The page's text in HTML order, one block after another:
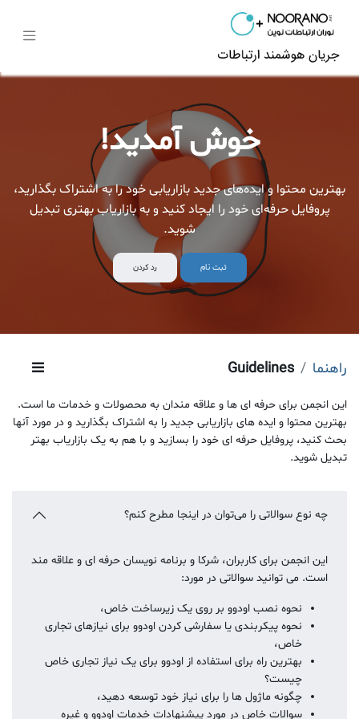
خوش آمدید!
بهترین محتوا و ایده‌های جدید بازاریابی خود را به اشتراک بگذارید،
پروفایل حرفه‌ای خود را ایجاد کنید و به بازاریاب بهتری تبدیل
شوید.
ثبت نام رد کردن
راهنما Guidelines
این انجمن برای حرفه ای ها و علاقه مندان به محصولات و خدمات ما است.
بهترین محتوا و ایده های بازاریابی جدید را به اشتراک بگذارید و در مورد آنها
بحث کنید، پروفایل حرفه ای خود را بسازید و با هم به یک بازاریاب بهتر
تبدیل شوید.
چه نوع سوالاتی را می‌توان در اینجا مطرح کنم؟
این انجمن برای کاربران، شرکا و برنامه نویسان حرفه ای و علاقه مند
است. می توانید سوالاتی در مورد:
نحوه نصب اودوو بر روی یک زیرساخت خاص،
نحوه پیکربندی یا سفارشی کردن اودوو برای نیازهای تجاری
خاص،
بهترین راه برای استفاده از اودوو برای یک نیاز تجاری خاص
چیست؟
چگونه ماژول ها را برای نیاز خود توسعه دهید،
سوالات خاص در مورد پیشنهادات خدمات اودوو و غیره